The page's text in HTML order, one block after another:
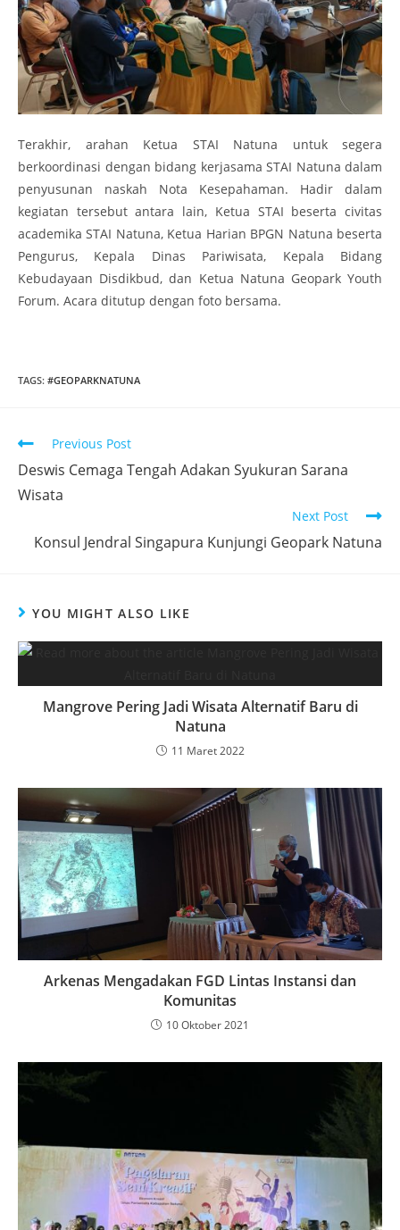
Terakhir, arahan Ketua STAI Natuna untuk segera
berkoordinasi dengan bidang kerjasama STAI Natuna dalam
penyusunan naskah Nota Kesepahaman. Hadir dalam
kegiatan tersebut antara lain, Ketua STAI beserta civitas
academika STAI Natuna, Ketua Harian BPGN Natuna beserta
Pengurus, Kepala Dinas Pariwisata, Kepala Bidang
Kebudayaan Disdikbud, dan Ketua Natuna Geopark Youth
Forum. Acara ditutup dengan foto bersama.
TAGS: #GEOPARKNATUNA
Previous Post
Deswis Cemaga Tengah Adakan Syukuran Sarana
Wisata
Next Post
Konsul Jendral Singapura Kunjungi Geopark Natuna
YOU MIGHT ALSO LIKE
Mangrove Pering Jadi Wisata Alternatif Baru di
Natuna
11 Maret 2022
Arkenas Mengadakan FGD Lintas Instansi dan
Komunitas
10 Oktober 2021